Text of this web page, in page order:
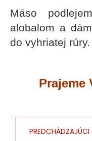
Mäso
alobalom a
do vyhriatej rúry.
Prajeme